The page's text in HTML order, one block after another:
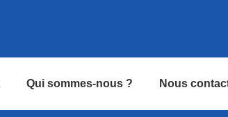
Qui sommes-nous ? Nous